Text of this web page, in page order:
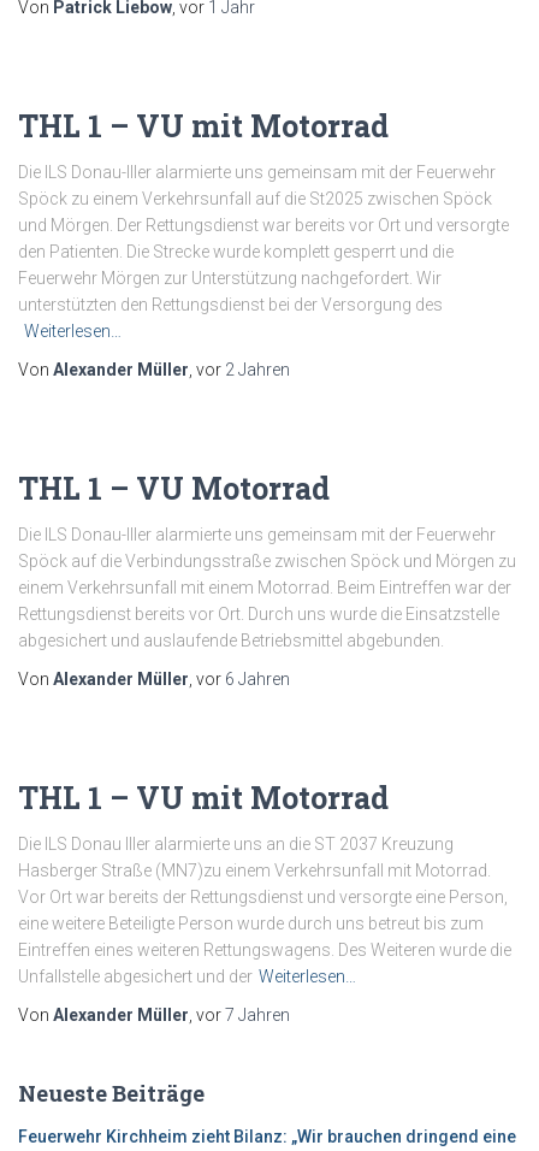
Von Patrick Liebow , vor 1 Jahr
THL 1 – VU mit Motorrad
Die ILS Donau-Iller alarmierte uns gemeinsam mit der Feuerwehr
Spöck zu einem Verkehrsunfall auf die St2025 zwischen Spöck
und Mörgen. Der Rettungsdienst war bereits vor Ort und versorgte
den Patienten. Die Strecke wurde komplett gesperrt und die
Feuerwehr Mörgen zur Unterstützung nachgefordert. Wir
unterstützten den Rettungsdienst bei der Versorgung des
Weiterlesen…
Von Alexander Müller , vor 2 Jahren
THL 1 – VU Motorrad
Die ILS Donau-Iller alarmierte uns gemeinsam mit der Feuerwehr
Spöck auf die Verbindungsstraße zwischen Spöck und Mörgen zu
einem Verkehrsunfall mit einem Motorrad. Beim Eintreffen war der
Rettungsdienst bereits vor Ort. Durch uns wurde die Einsatzstelle
abgesichert und auslaufende Betriebsmittel abgebunden.
Von Alexander Müller , vor 6 Jahren
THL 1 – VU mit Motorrad
Die ILS Donau Iller alarmierte uns an die ST 2037 Kreuzung
Hasberger Straße (MN7)zu einem Verkehrsunfall mit Motorrad.
Vor Ort war bereits der Rettungsdienst und versorgte eine Person,
eine weitere Beteiligte Person wurde durch uns betreut bis zum
Eintreffen eines weiteren Rettungswagens. Des Weiteren wurde die
Unfallstelle abgesichert und der Weiterlesen…
Von Alexander Müller , vor7 Jahren
Neueste Beiträge
Feuerwehr Kirchheim zieht Bilanz: „Wir brauchen dringend eine